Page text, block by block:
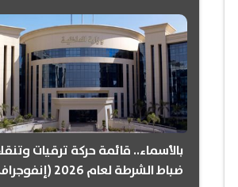
بالأسماء.. قائمة حركة ترقيات
ضباط الشرطة لعام 2026 (إنفوجراف)